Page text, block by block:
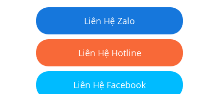
Liên Hệ Zalo
Liên Hệ Hotline
Liên Hệ Facebook